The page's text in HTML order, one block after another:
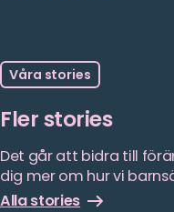
Våra stories
Fler stories
Det går att bidra till
dig mer om hur vi
Alla stories